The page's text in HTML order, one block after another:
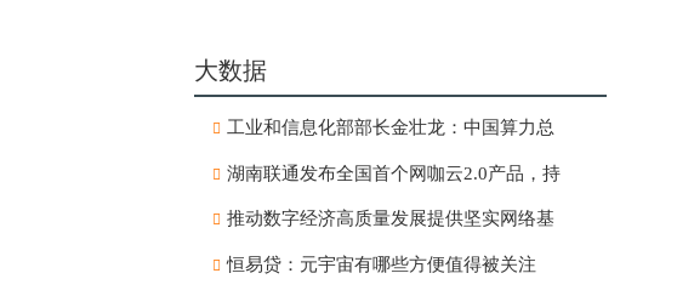
大数据
工业和信息化部部长金壮龙：中国算力总
湖南联通发布全国首个网咖云2.0产品，持
推动数字经济高质量发展提供坚实网络基
恒易贷：元宇宙有哪些方便值得被关注